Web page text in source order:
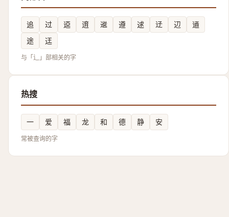
追 过 䢝 逳 䢨 遵 逑 䢊 辺
䢥
途
迋
与「辶」部相关的字
热搜
一 爱 福 龙 和 德 静 安
常被查询的字